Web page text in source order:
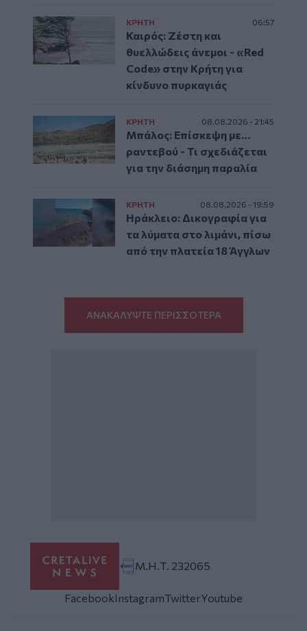
ΚΡΗΤΗ 06:57
Καιρός: Ζέστη και
θυελλώδεις άνεμοι - «Red
Code» στην Κρήτη για
κίνδυνο πυρκαγιάς
ΚΡΗΤΗ 08.08.2026 - 21:45
Μπάλος: Επίσκεψη με…
ραντεβού - Τι σχεδιάζεται
για την διάσημη παραλία
ΚΡΗΤΗ 08.08.2026 - 19:59
Ηράκλειο: Δικογραφία για
τα λύματα στο λιμάνι, πίσω
από την πλατεία 18 Άγγλων
ΑΝΑΚΑΛΥΨΤΕ ΠΕΡΙΣΣΟΤΕΡΑ
Μ.Η.Τ. 232065
FacebookInstagramTwitterYoutube